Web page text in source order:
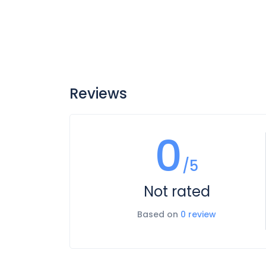
Reviews
0/5
Not rated
Based on 0 review